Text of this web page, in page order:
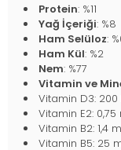
Protein: %11
Yağ İçeriği: %8
Ham Selüloz:
Ham Kül: %2
Nem: %77
Vitamin ve
Vitamin D3: 200
Vitamin E2: 0,75
Vitamin B2: 1,4
Vitamin B5: 25